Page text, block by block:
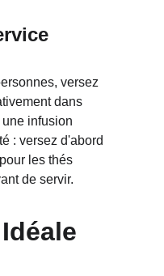
versez
dans
infusion
: versez d'abord
les thés
de servir.